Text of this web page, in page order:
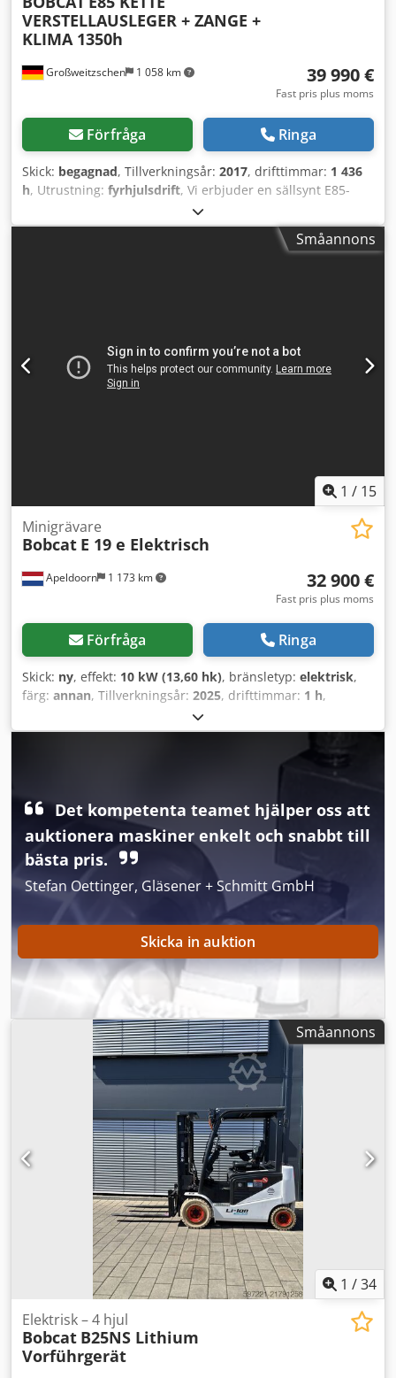
Großweitzschen 1 058 km
VERSTELLAUSLEGER + ZANGE +
KLIMA 1350h
39 990 €
Fast pris plus moms
Förfråga Ringa
Skick: begagnad, Tillverkningsår: 2017, drifttimmar: 1 436
h, Utrustning: fyrhjulsdrift, Vi erbjuder en sällsynt E85-
modell, inte uthyrd från ett mindre byggföretag, utrustad
med luftkonditionering. * JUSTERBAR BOM med
GRIPKLÖ/GRIF * Hydraulisk grävskopa, kan levereras som
Snabbt växlingssystem. * Extra arbetsljus. * Mycket väl
underhållet skick. ----Vi är en verkstad med behöriga
mekaniker för fordon och byggmaskiner och erbjuder
Småannons
1 / 15
Apeldoorn 1 173 km
Minigrävare
Bobcat E 19 e Elektrisch
32 900 €
Fast pris plus moms
Förfråga Ringa
Skick: ny, effekt: 10 kW (13,60 hk), bränsletyp: elektrisk,
färg: annan, Tillverkningsår: 2025, drifttimmar: 1 h,
Drivning: Band Tomvikt: 1 910 kg Mått (L x B x H): 381 x 98 x
230 cm CE-märkning: ja Allmänt skick: mycket bra Tekniskt
skick: mycket bra Optiskt skick: mycket bra = Ytterligare
alternativ och utrustning = - Hammare/sorteringsfunktion -
Tillverkningsland: Tjeckien Skick CE-typ: CE Cjdpfx
Asznrnmjifsrf 2 extra hydraulikfunktioner för
rivnings-/sorteringsgrip, cylinderskyddssats, utskjutbart
underrede
Det kompetenta teamet hjälper oss att
auktionera maskiner enkelt och snabbt till
bästa pris.
Stefan Oettinger, Gläsener + Schmitt GmbH
Skicka in auktion
Småannons
1 /34
Elektrisk – 4 hjul
Bobcat B25NS Lithium
Vorführgerät